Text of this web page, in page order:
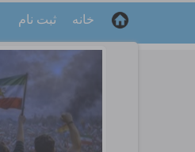
خانه ثبت نام